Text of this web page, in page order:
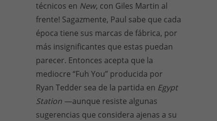
técnicos en New, con Giles Martin al
frente! Sagazmente, Paul sabe que cada
época tiene sus marcas de fábrica, por
más insignificantes que estas puedan
parecer. Entonces acepta que la
mediocre “Fuh You” producida por
Ryan Tedder sea de la partida en Egypt
Station —aunque resiste algunas
sugerencias que considera ajenas a su